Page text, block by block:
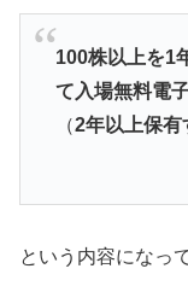
100株以上を1
て入場無料電
（2年以上保有
という内容になっ